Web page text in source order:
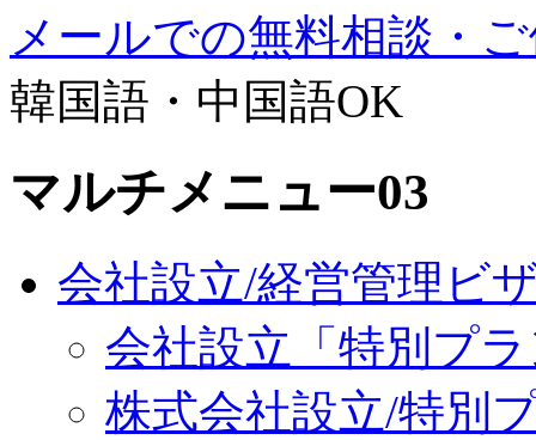
メールでの無料相談・
韓国語・中国語OK
マルチメニュー03
会社設立/経営管理ビ
会社設立「特別プ
株式会社設立/特別